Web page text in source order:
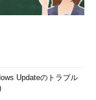
Updateのトラブル